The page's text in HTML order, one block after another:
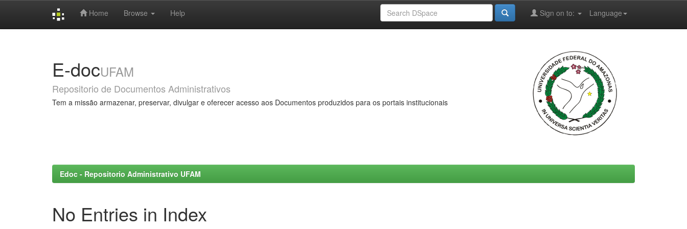
Home Browse Help Language
Sign on to:
E-docUFAM
Repositorio de Documentos Administrativos
Tem a missão armazenar, preservar, divulgar e oferecer acesso aos Documentos produzidos para os portais institucionais
Edoc - Repositorio Administrativo UFAM
No Entries in Index